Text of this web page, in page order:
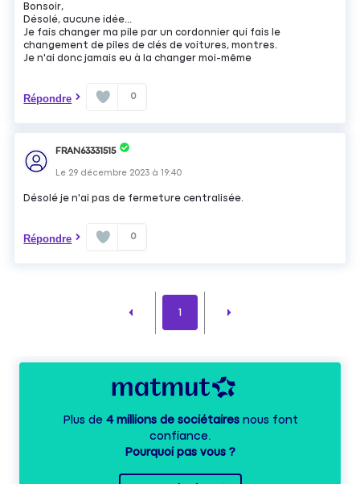
Bonsoir,
Désolé, aucune idée...
Je fais changer ma pile par un cordonnier qui fais le
changement de piles de clés de voitures, montres.
Je n'ai donc jamais eu à la changer moi-même
Répondre 0
FRAN63331515
Le 29 décembre 2023 à19:40
Désolé je n'ai pas de fermeture centralisée.
Répondre 0
1
Plus de 4 millions de sociétairesnous font
confiance.
Pourquoi pas vous ?